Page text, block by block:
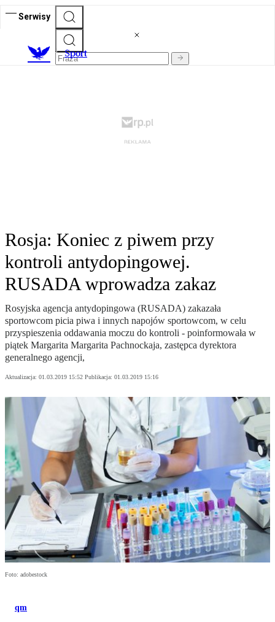
Serwisy
Sport
Rosja: Koniec z piwem przy
kontroli antydopingowej.
RUSADA wprowadza zakaz
Rosyjska agencja antydopingowa (RUSADA) zakazała
sportowcom picia piwa i innych napojów sportowcom, w celu
przyspieszenia oddawania moczu do kontroli - poinformowała w
piątek Margarita Margarita Pachnockaja, zastępca dyrektora
generalnego agencji,
Aktualizacja: 01.03.2019 15:52 Publikacja: 01.03.2019 15:16
Foto: adobestock
qm